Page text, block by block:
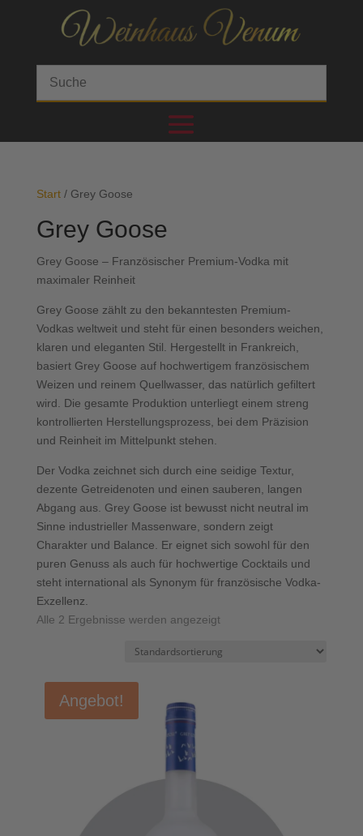
Start/ Grey Goose
Grey Goose
Grey Goose – Französischer Premium-Vodka mit
maximaler Reinheit
Grey Goose zählt zu den bekanntesten Premium-
Vodkas weltweit und steht für einen besonders weichen,
klaren und eleganten Stil. Hergestellt in Frankreich,
basiert Grey Goose auf hochwertigem französischem
Weizen und reinem Quellwasser, das natürlich gefiltert
wird. Die gesamte Produktion unterliegt einem streng
kontrollierten Herstellungsprozess, bei dem Präzision
und Reinheit im Mittelpunkt stehen.
Der Vodka zeichnet sich durch eine seidige Textur,
dezente Getreidenoten und einen sauberen, langen
Abgang aus. Grey Goose ist bewusst nicht neutral im
Sinne industrieller Massenware, sondern zeigt
Charakter und Balance. Er eignet sich sowohl für den
puren Genuss als auch für hochwertige Cocktails und
steht international als Synonym für französische Vodka-
Exzellenz.
Alle 2 Ergebnisse werden angezeigt
Angebot!